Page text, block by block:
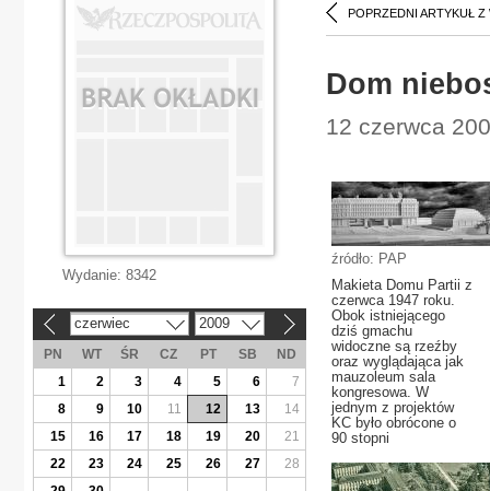
POPRZEDNI ARTYKUŁ Z
Dom
12 czerwca
źródło: PAP
Makieta Domu Partii z
czerwca 1947 roku.
Obok istniejącego
dziś gmachu
widoczne są rzeźby
oraz wyglądająca jak
mauzoleum sala
kongresowa. W
jednym z projektów
KC było obrócone o
90 stopni
Wydanie: 8342
czerwiec 2009
PN WT ŚR CZ PT SB
ND
1
2 3 4 5 6
7
8
9 10 11 12 13
14
15
16 17 18 19 20
21
22
23 24 25 26 27
28